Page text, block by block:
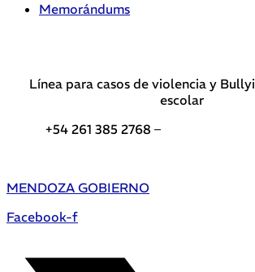
Memorándums
Línea para casos de violencia y
escolar
+54 261 385 2768 –
MENDOZA GOBIERNO
Facebook-f